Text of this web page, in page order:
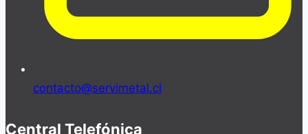
contacto@servimetal.cl
Central Telefónica